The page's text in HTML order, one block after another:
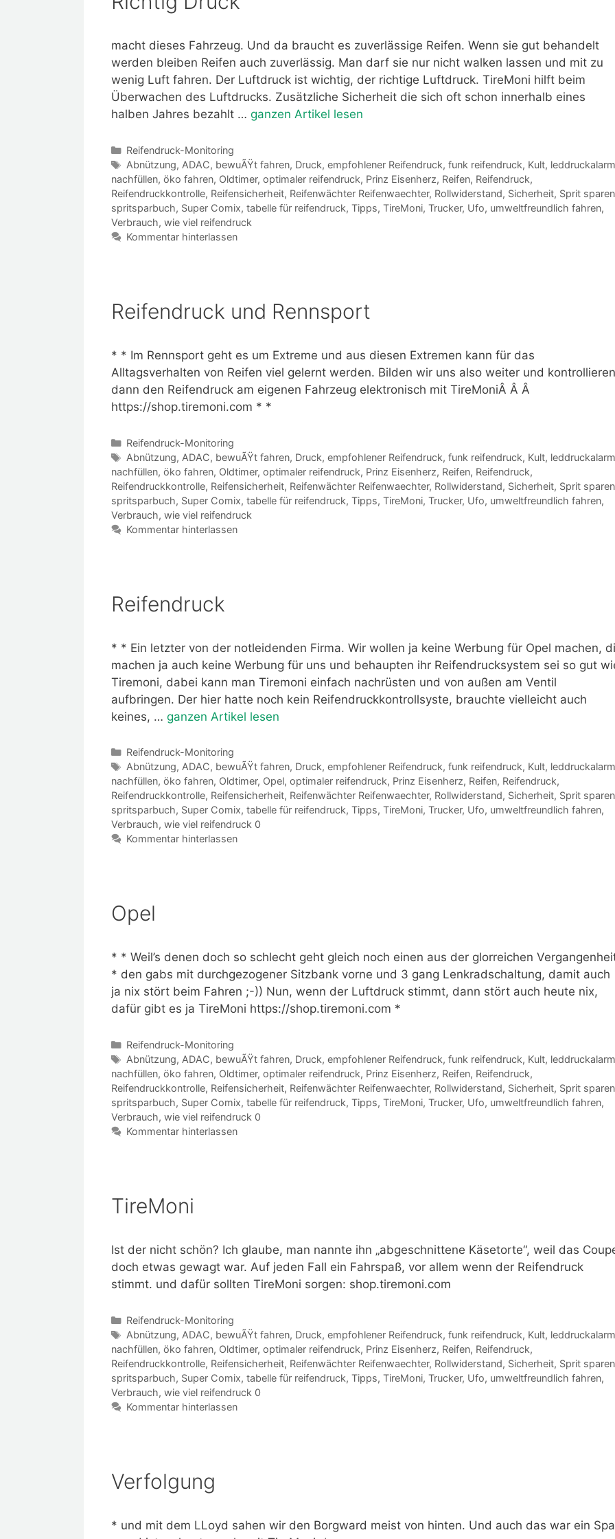
macht dieses Fahrzeug. Und da braucht es zuverlässige Reifen. Wenn sie gut behandelt
werden bleiben Reifen auch zuverlässig. Man darf sie nur nicht walken lassen und mit zu
wenig Luft fahren. Der Luftdruck ist wichtig, der richtige Luftdruck. TireMoni hilft beim
Überwachen des Luftdrucks. Zusätzliche Sicherheit die sich oft schon innerhalb eines
halben Jahres bezahlt … ganzen Artikel lesen
Kategorien
Reifendruck-Monitoring
Schlagwörter
Abnützung, ADAC, bewuÃŸt fahren, Druck, empfohlener Reifendruck, funk reifendruck, Kult, leddruckalarm
nachfüllen, öko fahren, Oldtimer, optimaler reifendruck, Prinz Eisenherz, Reifen, Reifendruck,
Reifendruckkontrolle, Reifensicherheit, Reifenwächter Reifenwaechter, Rollwiderstand, Sicherheit, Sprit sparen
spritsparbuch, Super Comix, tabelle für reifendruck, Tipps, TireMoni, Trucker, Ufo, umweltfreundlich fahren,
Verbrauch, wie viel reifendruck
Kommentar hinterlassen
Reifendruck und Rennsport
* * Im Rennsport geht es um Extreme und aus diesen Extremen kann für das
Alltagsverhalten von Reifen viel gelernt werden. Bilden wir uns also weiter und kontrollieren
dann den Reifendruck am eigenen Fahrzeug elektronisch mit TireMoniÂ Â Â
https://shop.tiremoni.com * *
Kategorien
Reifendruck-Monitoring
Schlagwörter
Abnützung, ADAC, bewuÃŸt fahren, Druck, empfohlener Reifendruck, funk reifendruck, Kult, leddruckalarm
nachfüllen, öko fahren, Oldtimer, optimaler reifendruck, Prinz Eisenherz, Reifen, Reifendruck,
Reifendruckkontrolle, Reifensicherheit, Reifenwächter Reifenwaechter, Rollwiderstand, Sicherheit, Sprit sparen
spritsparbuch, Super Comix, tabelle für reifendruck, Tipps, TireMoni, Trucker, Ufo, umweltfreundlich fahren,
Verbrauch, wie viel reifendruck
Kommentar hinterlassen
Reifendruck
* * Ein letzter von der notleidenden Firma. Wir wollen ja keine Werbung für Opel machen,
machen ja auch keine Werbung für uns und behaupten ihr Reifendrucksystem sei so gut
Tiremoni, dabei kann man Tiremoni einfach nachrüsten und von außen am Ventil
aufbringen. Der hier hatte noch kein Reifendruckkontrollsyste, brauchte vielleicht auch
keines, … ganzen Artikel lesen
Kategorien
Reifendruck-Monitoring
Schlagwörter
Abnützung, ADAC, bewuÃŸt fahren, Druck, empfohlener Reifendruck, funk reifendruck, Kult, leddruckalarm
nachfüllen, öko fahren, Oldtimer, Opel, optimaler reifendruck, Prinz Eisenherz, Reifen, Reifendruck,
Reifendruckkontrolle, Reifensicherheit, Reifenwächter Reifenwaechter, Rollwiderstand, Sicherheit, Sprit sparen
spritsparbuch, Super Comix, tabelle für reifendruck, Tipps, TireMoni, Trucker, Ufo, umweltfreundlich fahren,
Verbrauch, wie viel reifendruck 0
Kommentar hinterlassen
Opel
* * Weil’s denen doch so schlecht geht gleich noch einen aus der glorreichen
* den gabs mit durchgezogener Sitzbank vorne und 3 gang Lenkradschaltung, damit auch
ja nix stört beim Fahren ;-)) Nun, wenn der Luftdruck stimmt, dann stört auch heute nix,
dafür gibt es ja TireMoni https://shop.tiremoni.com *
Kategorien
Reifendruck-Monitoring
Schlagwörter
Abnützung, ADAC, bewuÃŸt fahren, Druck, empfohlener Reifendruck, funk reifendruck, Kult, leddruckalarm
nachfüllen, öko fahren, Oldtimer, optimaler reifendruck, Prinz Eisenherz, Reifen, Reifendruck,
Reifendruckkontrolle, Reifensicherheit, Reifenwächter Reifenwaechter, Rollwiderstand, Sicherheit, Sprit sparen
spritsparbuch, Super Comix, tabelle für reifendruck, Tipps, TireMoni, Trucker, Ufo, umweltfreundlich fahren,
Verbrauch, wie viel reifendruck 0
Kommentar hinterlassen
TireMoni
Ist der nicht schön? Ich glaube, man nannte ihn „abgeschnittene Käsetorte“, weil das
doch etwas gewagt war. Auf jeden Fall ein Fahrspaß, vor allem wenn der Reifendruck
stimmt. und dafür sollten TireMoni sorgen: shop.tiremoni.com
Kategorien
Reifendruck-Monitoring
Schlagwörter
Abnützung, ADAC, bewuÃŸt fahren, Druck, empfohlener Reifendruck, funk reifendruck, Kult, leddruckalarm
nachfüllen, öko fahren, Oldtimer, optimaler reifendruck, Prinz Eisenherz, Reifen, Reifendruck,
Reifendruckkontrolle, Reifensicherheit, Reifenwächter Reifenwaechter, Rollwiderstand, Sicherheit, Sprit sparen
spritsparbuch, Super Comix, tabelle für reifendruck, Tipps, TireMoni, Trucker, Ufo, umweltfreundlich fahren,
Verbrauch, wie viel reifendruck 0
Kommentar hinterlassen
Verfolgung
* und mit dem LLoyd sahen wir den Borgward meist von hinten. Und auch das war ein